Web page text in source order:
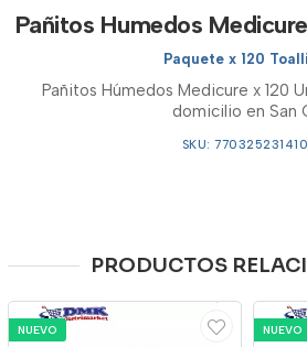
Pañitos Humedos
Paquete x 120
Pañitos Húmedos Medicure x 120
domicilio en San
SKU:
PRODUCTOS
NUEVO NUEVO